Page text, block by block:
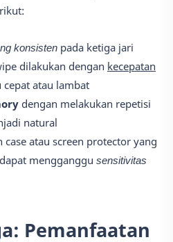
konsisten pada ketiga jari
dilakukan dengan kecepatan
cepat atau lambat
dengan melakukan repetisi
natural
atau screen protector yang
mengganggu sensitivitas
Pemanfaatan